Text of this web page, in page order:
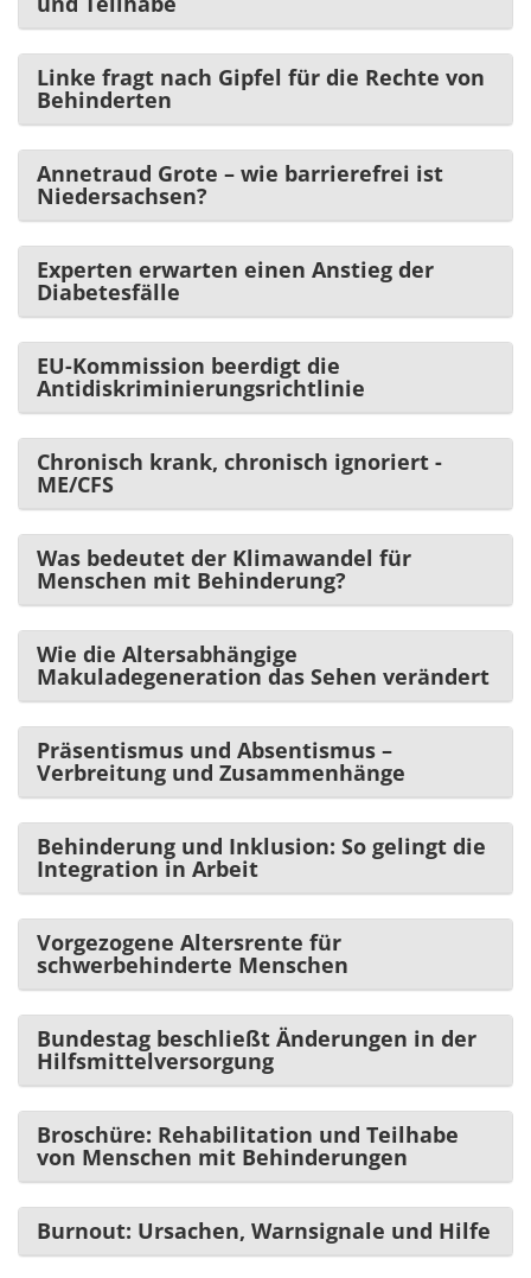
Linke fragt nach Gipfel für die Rechte von
Behinderten
Annetraud Grote – wie barrierefrei ist
Niedersachsen?
Experten erwarten einen Anstieg der
Diabetesfälle
EU-Kommission beerdigt die
Antidiskriminierungsrichtlinie
Chronisch krank, chronisch ignoriert -
ME/CFS
Was bedeutet der Klimawandel für
Menschen mit Behinderung?
Wie die Altersabhängige
Makuladegeneration das Sehen verändert
Präsentismus und Absentismus –
Verbreitung und Zusammenhänge
Behinderung und Inklusion: So gelingt die
Integration in Arbeit
Vorgezogene Altersrente für
schwerbehinderte Menschen
Bundestag beschließt Änderungen in der
Hilfsmittelversorgung
Broschüre: Rehabilitation und Teilhabe
von Menschen mit Behinderungen
Burnout: Ursachen, Warnsignale und Hilfe